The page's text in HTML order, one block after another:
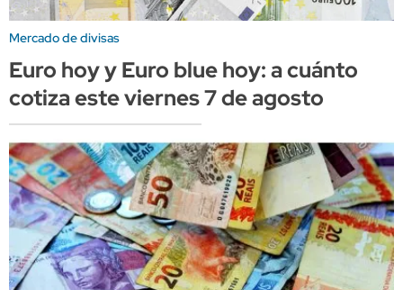
Mercado de divisas
Euro hoy y Euro blue hoy: a cuánto
cotiza este viernes 7 de agosto